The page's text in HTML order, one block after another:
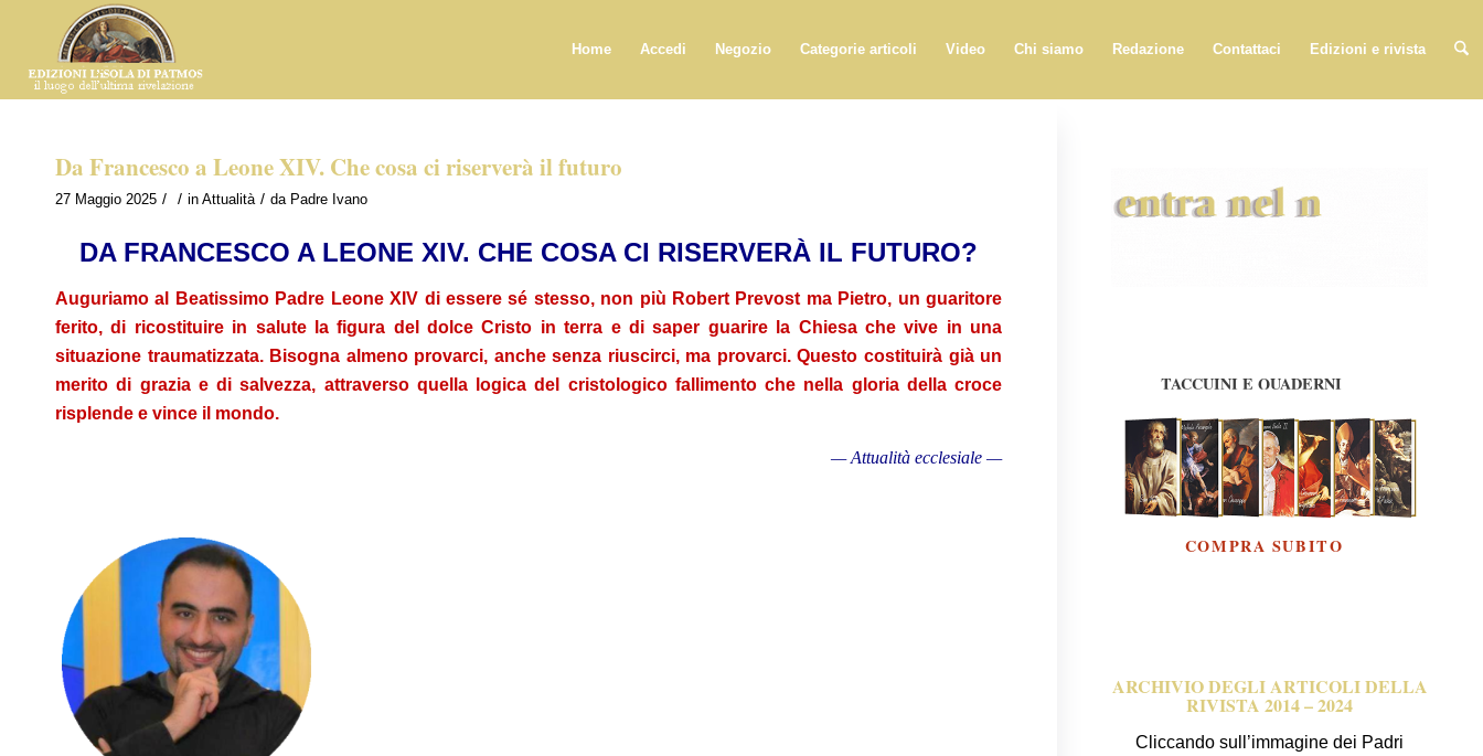
Home Accedi Negozio Categorie articoli Video Chi siamo Redazione Contattaci Edizioni e rivista
Da Francesco a Leone XIV. Che cosa ci riserverà il futuro
27 Maggio 2025 / / in Attualità / da Padre Ivano
DA FRANCESCO A LEONE XIV. CHE COSA CI RISERVERÀ IL FUTURO?
Auguriamo al Beatissimo Padre Leone XIV di essere sé stesso, non più Robert Prevost ma Pietro, un guaritore
ferito, di ricostituire in salute la figura del dolce Cristo in terra e di saper guarire la Chiesa che vive in una
situazione traumatizzata. Bisogna almeno provarci, anche senza riuscirci, ma provarci. Questo costituirà già un
merito di grazia e di salvezza, attraverso quella logica del cristologico fallimento che nella gloria della croce
risplende e vince il mondo.
— Attualità ecclesiale —
ARCHIVIO DEGLI ARTICOLI DELLA
RIVISTA 2014 – 2024
Cliccando sull’immagine dei Padri